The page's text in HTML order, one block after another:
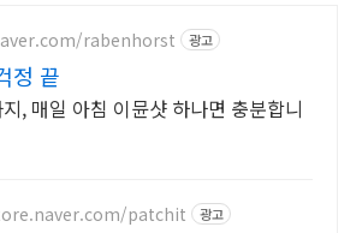
rabenhorst 광고
정 끝
, 매일 아침 이뮨샷 하나면 충분합니
patchit 광고